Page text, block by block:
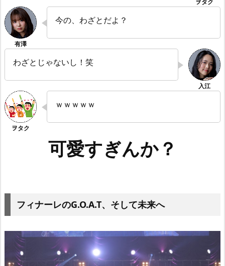
今の、わざとだよ？
わざとじゃないし！笑
ｗｗｗｗｗ
可愛すぎんか？
フィナーレのG.O.A.T、そして未来へ